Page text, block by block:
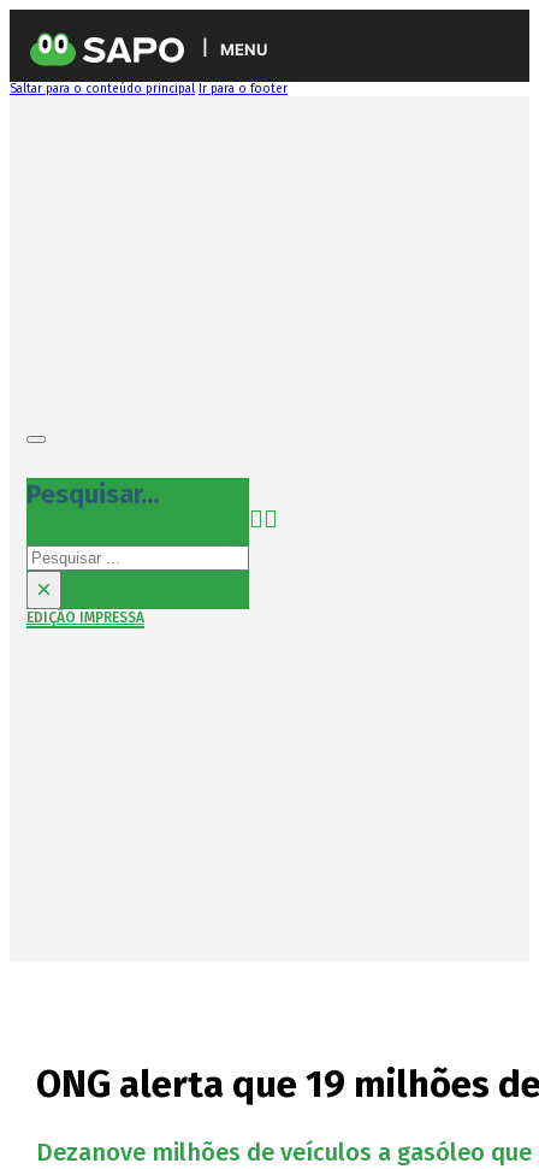
MENU
Saltar para o conteúdo principal Ir para o footer
Pesquisar...
Pesquisar
×
EDIÇÃO IMPRESSA
ONG alerta que 19 milhões
Dezanove milhões de veículos a gasóleo